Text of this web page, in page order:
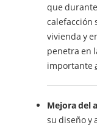
que
calefacción
vivienda y
penetra en
importante
Mejora del
su diseño y